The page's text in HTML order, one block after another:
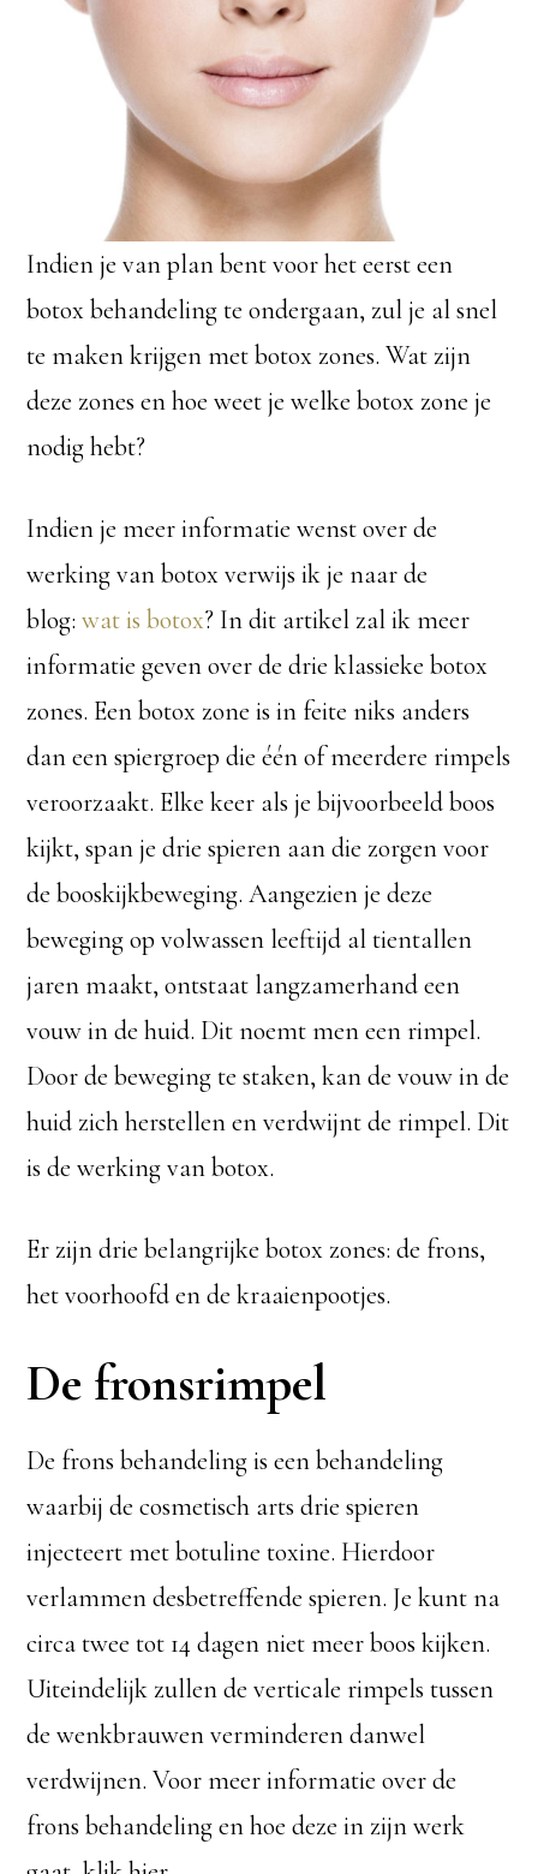
Indien je van plan bent voor het eerst een
botox behandeling te ondergaan, zul je al snel
te maken krijgen met botox zones. Wat zijn
deze zones en hoe weet je welke botox zone je
nodig hebt?
Indien je meer informatie wenst over de
werking van botox verwijs ik je naar de
blog:wat is botox? In dit artikel zal ik meer
informatie geven over de drie klassieke botox
zones. Een botox zone is in feite niks anders
dan een spiergroep die één of meerdere rimpels
veroorzaakt. Elke keer als je bijvoorbeeld boos
kijkt, span je drie spieren aan die zorgen voor
de booskijkbeweging. Aangezien je deze
beweging op volwassen leeftijd al tientallen
jaren maakt, ontstaat langzamerhand een
vouw in de huid. Dit noemt men een rimpel.
Door de beweging te staken, kan de vouw in de
huid zich herstellen en verdwijnt de rimpel. Dit
is de werking van botox.
Er zijn drie belangrijke botox zones: de frons,
het voorhoofd en de kraaienpootjes.
De fronsrimpel
De frons behandeling is een behandeling
waarbij de cosmetisch arts drie spieren
injecteert met botuline toxine. Hierdoor
verlammen desbetreffende spieren. Je kunt na
circa twee tot 14 dagen niet meer boos kijken.
Uiteindelijk zullen de verticale rimpels tussen
de wenkbrauwen verminderen danwel
verdwijnen. Voor meer informatie over de
frons behandeling en hoe deze in zijn werk